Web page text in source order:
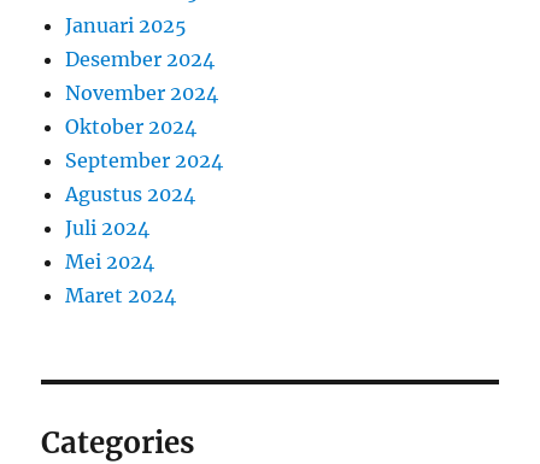
Januari 2025
Desember 2024
November 2024
Oktober 2024
September 2024
Agustus 2024
Juli 2024
Mei 2024
Maret 2024
Categories